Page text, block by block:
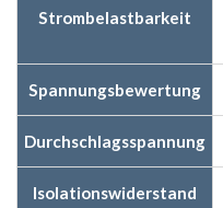
Strombelastbarkeit
Spannungsbewertung
Durchschlagsspannung
Isolationswiderstand